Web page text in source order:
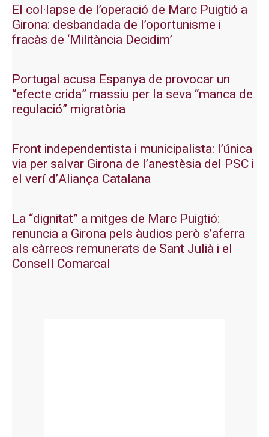
El col·lapse de l’operació de Marc Puigtió a
Girona: desbandada de l’oportunisme i
fracàs de ‘Militància Decidim’
Portugal acusa Espanya de provocar un
“efecte crida” massiu per la seva “manca de
regulació” migratòria
Front independentista i municipalista: l’única
via per salvar Girona de l’anestèsia del PSC i
el verí d’Aliança Catalana
La “dignitat” a mitges de Marc Puigtió:
renuncia a Girona pels àudios però s’aferra
als càrrecs remunerats de Sant Julià i el
Consell Comarcal